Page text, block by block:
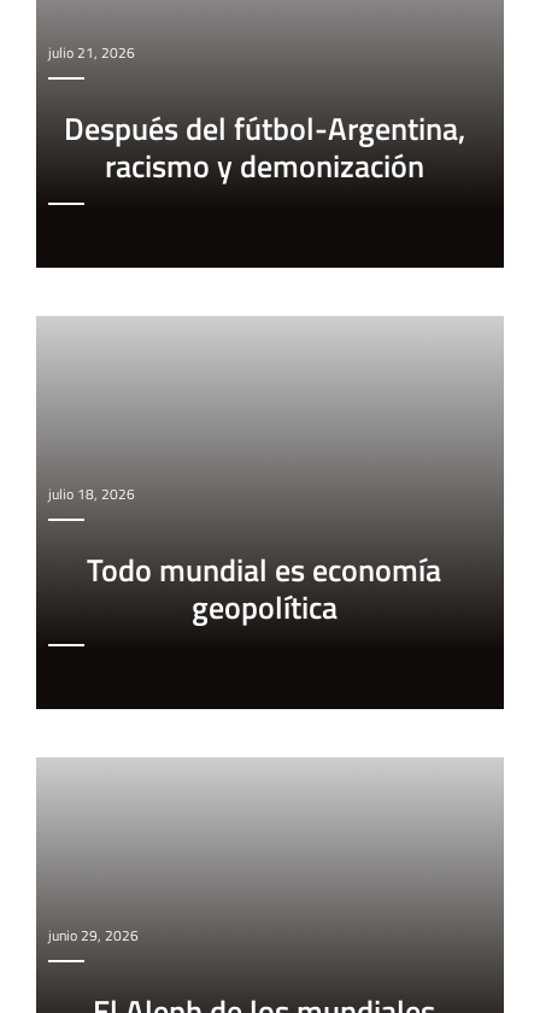
julio 21, 2026
Después del fútbol-Argentina,
racismo y demonización
julio 18, 2026
Todo mundial es economía
geopolítica
junio 29, 2026